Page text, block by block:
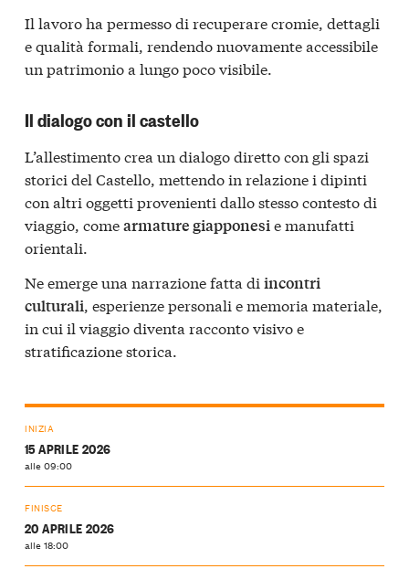
Il lavoro ha permesso di recuperare cromie, dettagli
e qualità formali, rendendo nuovamente accessibile
un patrimonio a lungo poco visibile.
Il dialogo con il castello
L’allestimento crea un dialogo diretto con gli spazi
storici del Castello, mettendo in relazione i dipinti
con altri oggetti provenienti dallo stesso contesto di
viaggio, comearmature giapponesie manufatti
orientali.
Ne emerge una narrazione fatta di incontri
culturali , esperienze personali e memoria materiale,
in cui il viaggio diventa racconto visivo e
stratificazione storica.
INIZIA
15 APRILE 2026
alle 09:00
FINISCE
20 APRILE 2026
alle 18:00